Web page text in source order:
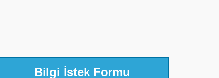
Bilgi İstek Formu